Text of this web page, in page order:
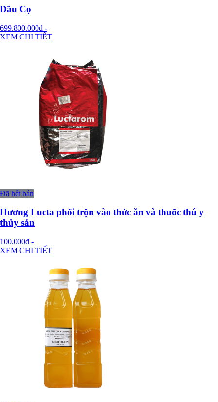
Dầu Cọ
699.800.000đ -
XEM CHI TIẾT
Đã hết bán
Hương Lucta phối trộn vào thức ăn và thuốc thú y
thủy sản
100.000đ -
XEM CHI TIẾT